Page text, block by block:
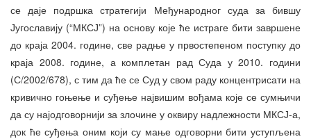
се даје подршка стратегији Међународног суда за бившу
Југославију (“МКСЈ”) на основу које ће истраге бити завршене
до краја 2004. године, све радње у првостепеном поступку до
краја 2008. године, а комплетан рад Суда у 2010. години
(С/2002/678), с тим да ће се Суд у свом раду концентрисати на
кривично гоњење и суђење највишим вођама које се сумњичи
да су најодговорнији за злочине у оквиру надлежности МКСЈ-а,
док ће суђења оним који су мање одговорни бити уступљена